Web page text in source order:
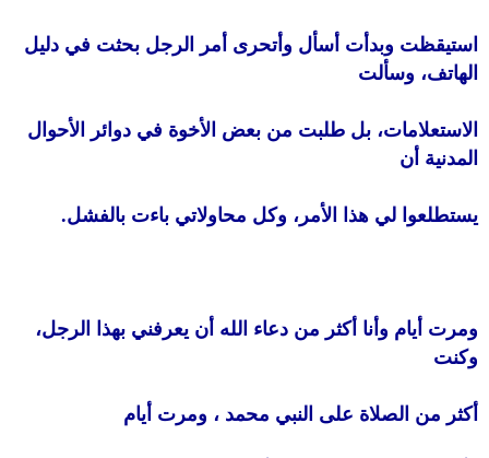
استيقظت وبدأت أسأل وأتحرى أمر الرجل بحثت في دليل
الهاتف، وسألت
الاستعلامات، بل طلبت من بعض الأخوة في دوائر الأحوال
المدنية أن
يستطلعوا لي هذا الأمر، وكل محاولاتي باءت بالفشل.
ومرت أيام وأنا أكثر من دعاء الله أن يعرفني بهذا الرجل،
وكنت
أكثر من الصلاة على النبي محمد ، ومرت أيام